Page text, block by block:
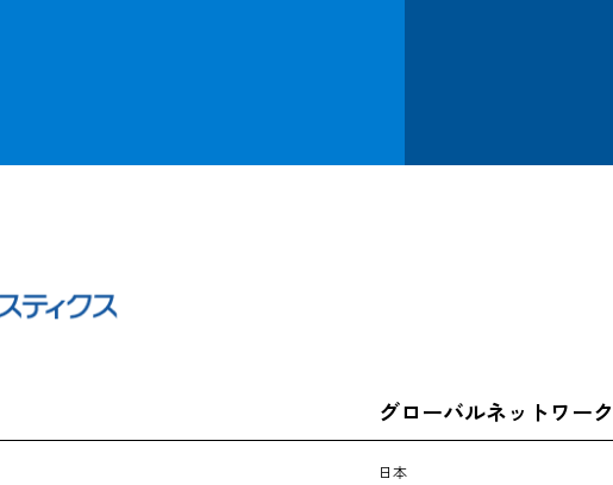
グローバルネットワーク
日本